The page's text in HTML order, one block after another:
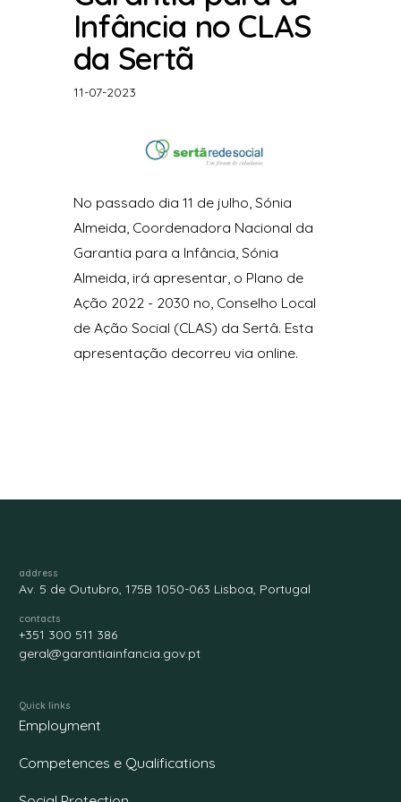
Infância no CLAS
da Sertã
11-07-2023
No passado dia 11 de julho, Sónia
Almeida, Coordenadora Nacional da
Garantia para a Infância, Sónia
Almeida, irá apresentar, o Plano de
Ação 2022 - 2030 no, Conselho Local
de Ação Social (CLAS) da Sertâ. Esta
apresentação decorreu via online.
address
Av. 5 de Outubro, 175B 1050-063 Lisboa, Portugal
contacts
+351 300 511 386
geral@garantiainfancia.gov.pt
Quick links
Employment
Competences e Qualifications